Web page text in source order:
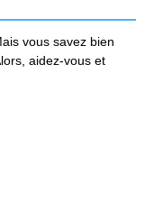
vous savez bien
aidez-vous et